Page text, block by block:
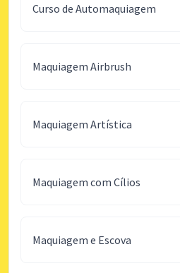
Curso de Automaquiagem
Maquiagem Airbrush
Maquiagem Artística
Maquiagem com Cílios
Maquiagem e Escova